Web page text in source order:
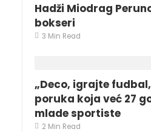
Hadži Miodrag
bokseri
3 Min Read
„Deco, igrajte
poruka koja već 27
mlade sportiste
2 Min Read